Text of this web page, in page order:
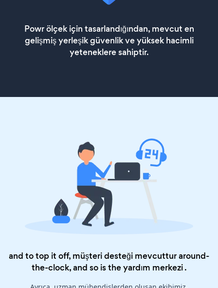
Powr ölçek için tasarlandığından, mevcut en
gelişmiş yerleşik güvenlik ve yüksek hacimli
yeteneklere sahiptir.
and to top it off, müşteri desteği mevcuttur around-
the-clock, and so is theyardım merkezi.